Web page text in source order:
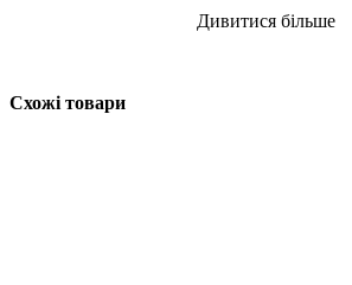
Дивитися більше
Схожі товари